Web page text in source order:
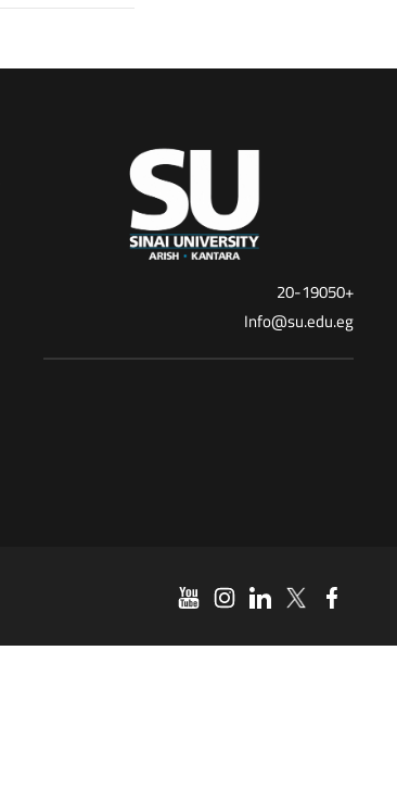
+20-19050
Info@su.edu.eg